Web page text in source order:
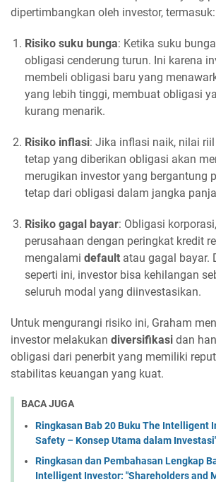
dipertimbangkan oleh investor, termasuk:
Risiko suku bunga: Ketika suku
obligasi cenderung turun. Ini karena
membeli obligasi baru yang
yang lebih tinggi, membuat obligasi
kurang menarik.
Risiko inflasi: Jika inflasi naik, nilai
tetap yang diberikan obligasi akan
merugikan investor yang bergantung
tetap dari obligasi dalam jangka
Risiko gagal bayar: Obligasi
perusahaan dengan peringkat kredit
mengalami default atau gagal bayar.
seperti ini, investor bisa kehilangan
seluruh modal yang diinvestasikan.
Untuk mengurangi risiko ini, Graham
investor melakukan diversifikasi dan
obligasi dari penerbit yang memiliki
stabilitas keuangan yang kuat.
BACA JUGA
Ringkasan Bab 20 Buku The Intelligent
Safety – Konsep Utama dalam
Ringkasan dan Pembahasan Lengkap
Intelligent Investor: "Shareholders and